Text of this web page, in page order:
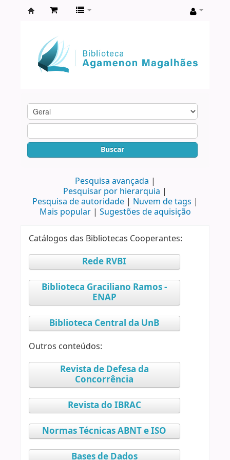
Agamenon
Magalhães
Buscar
Pesquisa avançada
Pesquisar por hierarquia
Pesquisa de autoridade
Nuvem de tags
Mais popular
Sugestões de aquisição
Catálogos das Bibliotecas Cooperantes:
Rede RVBI
Biblioteca Graciliano Ramos -
ENAP
Biblioteca Central da UnB
Outros conteúdos:
Revista de Defesa da
Concorrência
Revista do IBRAC
Normas Técnicas ABNT e ISO
Bases de Dados